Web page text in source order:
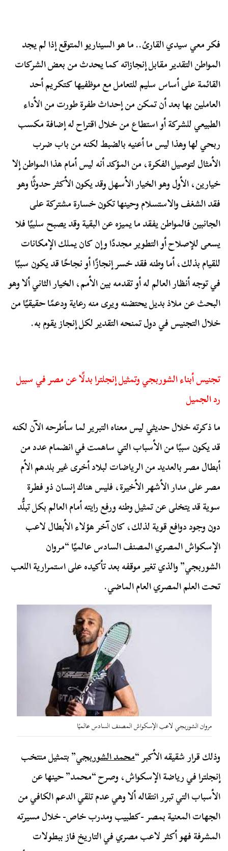
فكر معي سيدي القارئ.. ما هو السيناريو المتوقع إذا لم يجد
المواطن التقدير مقابل إنجازاته كما يحدث من بعض الشركات
القائمة على أساس سليم للتعامل مع موظفيها كتكريم أحد
العاملين بها بعد أن تمكن من إحداث طفرة طورت من الأداء
الطبيعي للشركة أو استطاع من خلال اقتراح له إضافة مكسب
ربحي لها وهذا ليس ما أعنيه بالضبط لكنه من باب ضرب
الأمثال لتوصيل الفكرة، من المؤكد أنه ليس أمام هذا المواطن إلا
خيارين، الأول وهو الخيار الأسهل وقد يكون الأكثر حدوثًا وهو
فقد الشغف والاستسلام وحينها تكون خسارة مشتركة على
الجانبين فالمواطن يفقد ما يميزه عن البقية وقد يصبح سلبيًا فلا
يسعى للإصلاح أو التطوير مجددًا وإن كان يملك الإمكانات
للقيام بذلك، أما وطنه فقد خسر إنجازًا أو نجاحًا قد يكون سببًا
في توجه أنظار العالم له أو تقدمه بين الأمم، الخيار الثاني ألا وهو
البحث عن ملاذ بديل يحتضنه ويرى منه رعاية ودعمًا حقيقيًا من
خلال التجنيس في دول تمنحه التقدير لكل إنجاز يقوم به.
تجنيس أبناء الشوربجي وتمثيل إنجلترا بدلًا عن مصر في سبيل
رد الجميل
ما ذكرته خلال حديثي ليس معناه التبرير لما سأطرحه الآن لكنه
قد يكون سببًا من الأسباب التي ساهمت في انضمام عدد من
أبطال مصر بالعديد من الرياضات لبلاد أخرى غير بلدهم الأم
مصر على مدار الأشهر الأخيرة، فليس هناك إنسان ذو فطرة
سوية قد يتخلى عن تمثيل وطنه ورفع رايته أمام العالم بكل تبلُّد
دون وجود دوافع قوية لذلك، كان آخر هؤلاء الأبطال لاعب
الإسكواش المصري المصنف السادس عالميًا “مروان
الشوربجي” والذي تغير موقفه بعد تأكيده على استمرارية اللعب
تحت العلم المصري العام الماضي.
مروان الشوربجي لاعب الإسكواش المصنف السادس عالميًا
وذلك قرار شقيقه الأكبر “محمد الشوربجي” بتمثيل منتخب
إنجلترا في رياضة الإسكواش، وصرح “محمد” حينها عن
الأسباب التي تبرر انتقاله ألا وهي عدم تلقي الدعم الكافي من
الجهات المعنية بمصر -كطبيب ومدرب خاص- خلال مسيرته
المشرفة فهو أكثر لاعب مصري في التاريخ فاز ببطولات